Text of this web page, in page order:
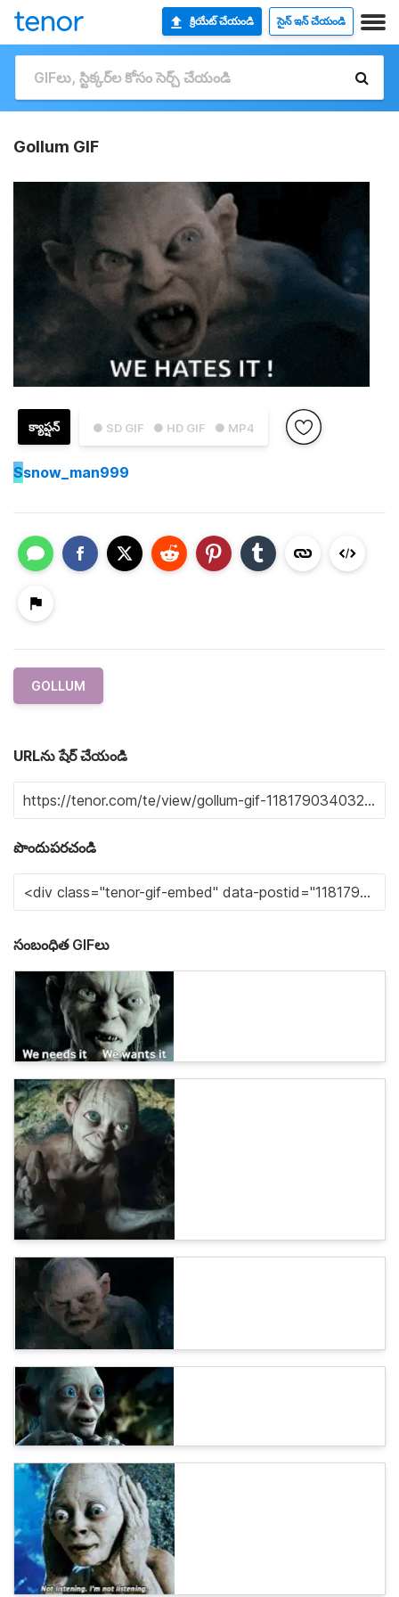
క్రియేట్ చేయండి సైన్ ఇన్ చేయండి
Gollum GIF
● SD GIF ● HD GIF ● MP4
క్యాప్షన్
Ssnow_man999
GOLLUM
URLను షేర్ చేయండి
పొందుపరచండి
సంబంధిత GIFలు